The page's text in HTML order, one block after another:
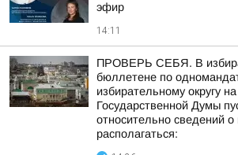
эфир
14:11
ПРОВЕРЬ СЕБЯ. В
бюллетене по
избирательному округу
Государственной Думы
относительно сведений
располагаться: